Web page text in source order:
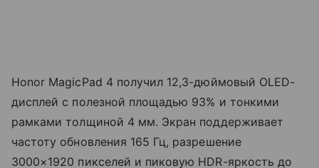
Honor MagicPad 4 получил 12,3-дюймовый OLED-
дисплей с полезной площадью 93% и тонкими
рамками толщиной 4 мм. Экран поддерживает
частоту обновления 165 Гц, разрешение
3000×1920 пикселей и пиковую HDR-яркость до